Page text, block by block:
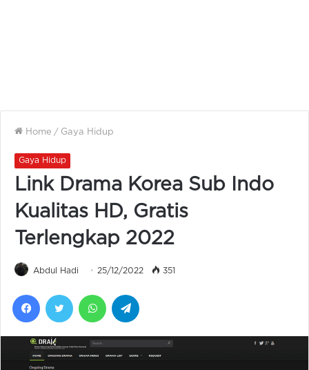
Home / Gaya Hidup
Gaya Hidup
Link Drama Korea Sub Indo
Kualitas HD, Gratis
Terlengkap 2022
Abdul Hadi 25/12/2022 351
FacebookTwitter WhatsApp